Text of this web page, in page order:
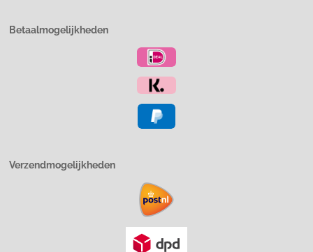
Betaalmogelijkheden
Verzendmogelijkheden